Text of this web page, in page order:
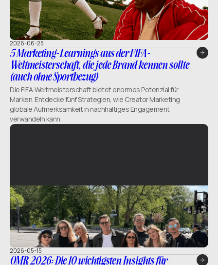
2026-06-25
5 Marketing-Learnings aus der FIFA-
Weltmeisterschaft, die jede Brand kennen sollte
(auch ohne Sportbezug)
Die FIFA-Weltmeisterschaft bietet enormes Potenzial für
Marken. Entdecke fünf Strategien, wie Creator Marketing
globale Aufmerksamkeit in nachhaltiges Engagement
verwandeln kann.
2026-05-15
OMR 2026: Die 10 wichtigsten Insights für